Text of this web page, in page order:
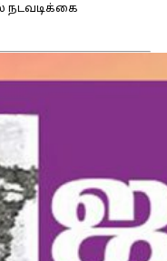
நடவடிக்கை